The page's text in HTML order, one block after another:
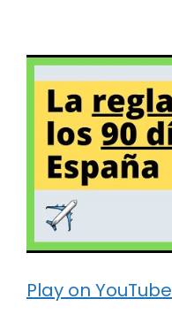
Play on YouTube